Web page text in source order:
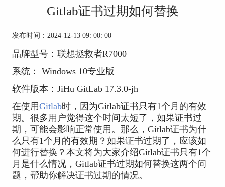
Gitlab证书过期如何替换
发布时间：2024-12-13 09: 00: 00
品牌型号：联想拯救者R7000
系统： Windows 10专业版
软件版本：JiHu GitLab 17.3.0-jh
在使用Gitlab时，因为Gitlab证书只有1个月的有效
期。很多用户觉得这个时间太短了，如果证书过
期，可能会影响正常使用。那么，Gitlab证书为什
么只有1个月的有效期？如果证书过期了，应该如
何进行替换？本文将为大家介绍Gitlab证书只有1个
月是什么情况，Gitlab证书过期如何替换这两个问
题，帮助你解决证书过期的情况。